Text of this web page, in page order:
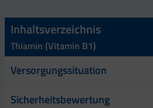
Inhaltsverzeichnis
Thiamin (Vitamin B1)
Versorgungssituation
Sicherheitsbewertung